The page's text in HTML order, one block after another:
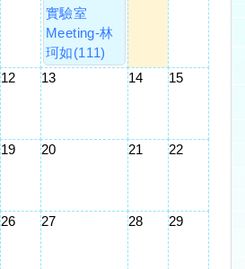
實驗室
Meeting-林
珂如(111)
12 13 14 15
19 20 21 22
26 27 28 29